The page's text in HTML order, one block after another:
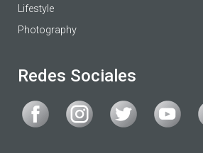
Lifestyle
Photography
Redes Sociales